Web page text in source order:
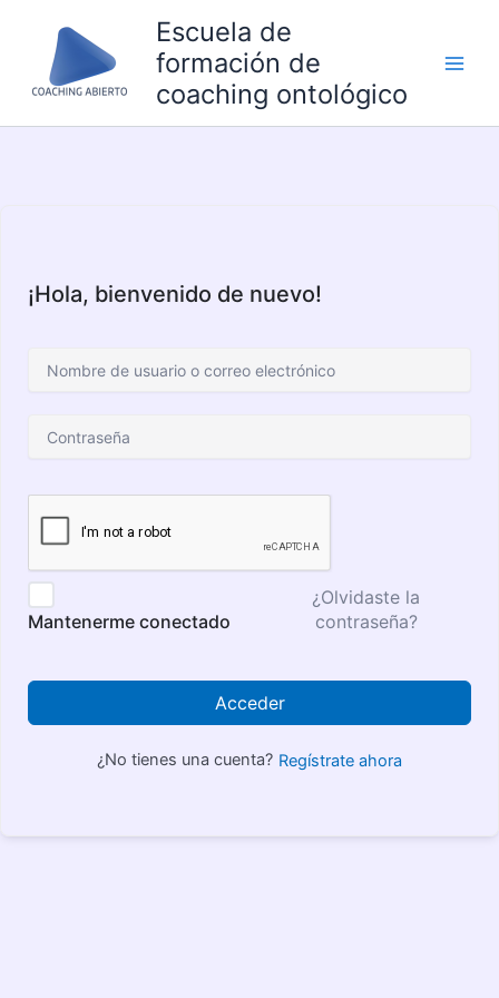
contenido
Escuela de
formación de
coaching ontológico
¡Hola, bienvenido de nuevo!
Mantenerme conectado
¿Olvidaste la
contraseña?
Acceder
¿No tienes una cuenta? Regístrate ahora